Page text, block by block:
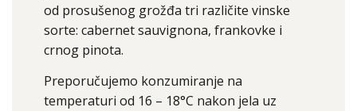
od prosušenog grožđa tri različite vinske
sorte: cabernet sauvignona, frankovke i
crnog pinota.
Preporučujemo konzumiranje na
temperaturi od 16 – 18°C nakon jela uz